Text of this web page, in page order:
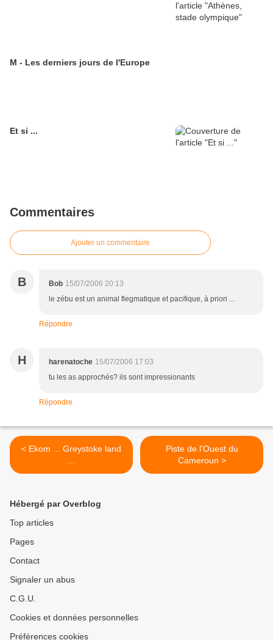
M - Les derniers jours de l'Europe
Et si ...
Commentaires
Ajouter un commentaire
B Bob 15/07/2006 20:13
le zébu est un animal flegmatique et pacifique, à priori ...
Répondre
H harenatoche 15/07/2006 17:03
tu les as approchés? ils sont impressionants
Répondre
< Ekom ... Greystoke land
Piste de l'Ouest du
Cameroun >
Hébergé par Overblog
Top articles
Pages
Contact
Signaler un abus
C.G.U.
Cookies et données personnelles
Préférences cookies